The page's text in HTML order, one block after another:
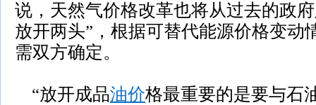
说，天然气价格改革也将从过去的政
放开两头”，根据可替代能源价格变动
需双方确定。
“放开成品油价格最重要的是要与石